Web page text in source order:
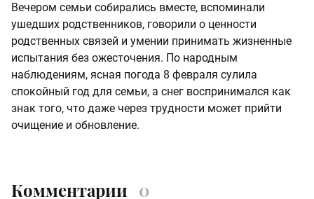
Вечером семьи собирались вместе, вспоминали
ушедших родственников, говорили о ценности
родственных связей и умении принимать жизненные
испытания без ожесточения. По народным
наблюдениям, ясная погода 8 февраля сулила
спокойный год для семьи, а снег воспринимался как
знак того, что даже через трудности может прийти
очищение и обновление.
Комментарии 0